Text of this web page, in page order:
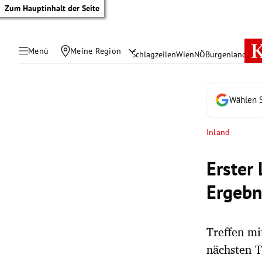
Zum Hauptinhalt der Seite
Menü Meine Region SchlagzeilenWienNÖBurgenland
Wählen
Inland
Erster
Treffen
nächsten